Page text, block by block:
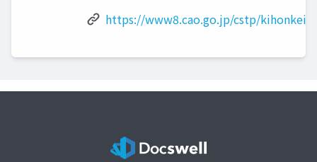
https://www8.cao.go.jp/cstp/